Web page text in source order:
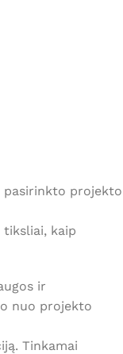
pasirinkto projekto
kaip
ir
nuo projekto
Tinkamai